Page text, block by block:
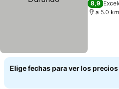
8,9
a 5.0
Elige fechas para ver los